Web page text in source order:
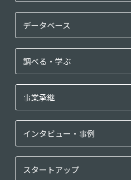
データベース
調べる・学ぶ
事業承継
インタビュー・事例
スタートアップ